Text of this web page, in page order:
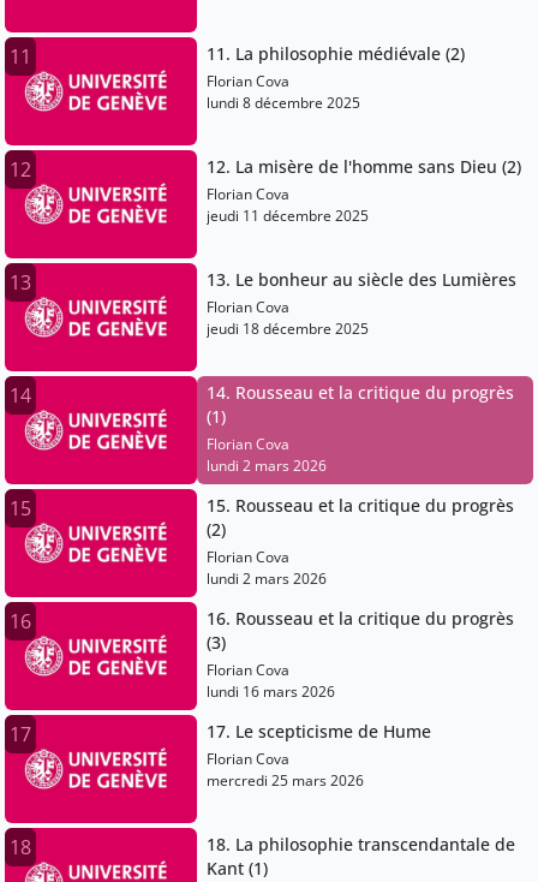
11 11. La philosophie médiévale (2)
Florian Cova
lundi 8 décembre 2025
12 12. La misère de l'homme sans Dieu (2)
Florian Cova
jeudi 11 décembre 2025
13 13. Le bonheur au siècle des Lumières
Florian Cova
jeudi 18 décembre 2025
14
14. Rousseau et la critique du progrès
(1)
Florian Cova
lundi 2 mars 2026
15
15. Rousseau et la critique du progrès
(2)
Florian Cova
lundi 2 mars 2026
16
16. Rousseau et la critique du progrès
(3)
Florian Cova
lundi 16 mars 2026
17 17. Le scepticisme de Hume
Florian Cova
mercredi 25 mars 2026
18
18. La philosophie transcendantale de
Kant (1)